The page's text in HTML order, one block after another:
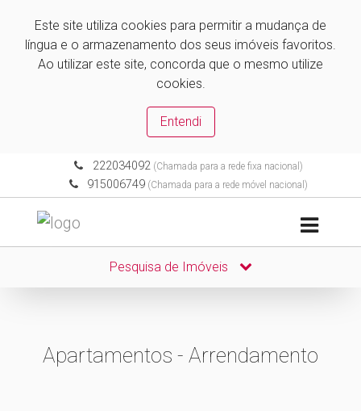
Este site utiliza cookies para permitir a mudança de
língua e o armazenamento dos seus imóveis favoritos.
Ao utilizar este site, concorda que o mesmo utilize
cookies.
Entendi
222034092(Chamada para a rede fixa nacional)
915006749 (Chamada para a rede móvel nacional)
Pesquisa de Imóveis
Apartamentos - Arrendamento